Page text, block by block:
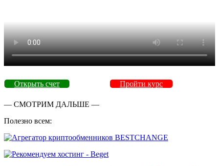
Открыть счет Пройти курс
— СМОТРИМ ДАЛЬШЕ —
Полезно всем: